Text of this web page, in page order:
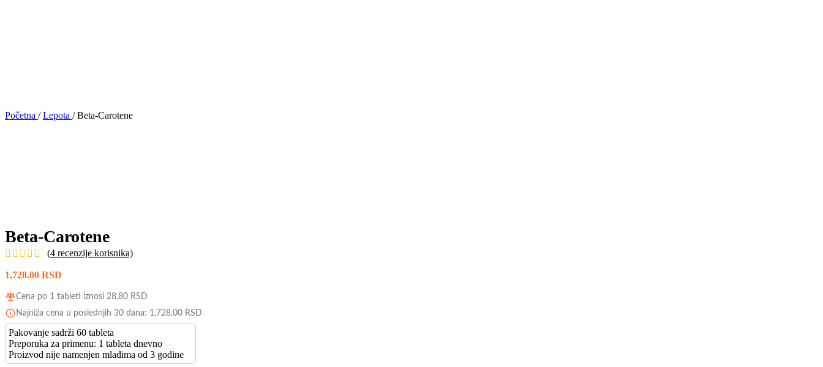
Početna / Lepota / Beta-Carotene
Beta-Carotene
(4 recenzije korisnika)
1,728.00 RSD
Cena po 1 tableti iznosi 28.80 RSD
Najniža cena u poslednjih 30 dana: 1,728.00 RSD
Pakovanje sadrži 60 tableta
Preporuka za primenu: 1 tableta dnevno
Proizvod nije namenjen mlađima od 3 godine